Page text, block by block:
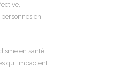
en
en santé :
qui impactent